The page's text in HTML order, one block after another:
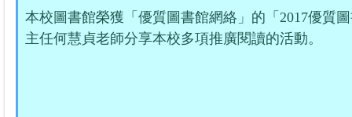
本校圖書館榮獲「優質圖書館網絡」的「2017優質
主任何慧貞老師分享本校多項推廣閱讀的活動。